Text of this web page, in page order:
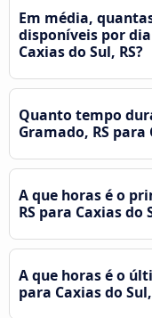
Em média,
disponíveis por
Caxias do Sul, RS?
Quanto tempo
Gramado, RS para
A que horas é o
RS para Caxias do
A que horas é o
para Caxias do Sul,